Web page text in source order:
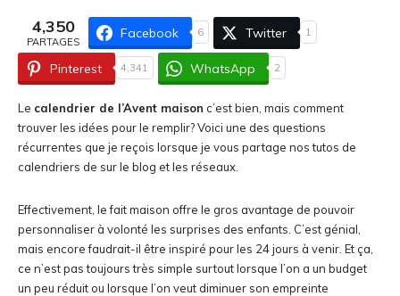
4,350
PARTAGES
Facebook 6 Twitter 1
Pinterest 4,341 WhatsApp 2
Le calendrier de l’Avent maison c’est bien, mais comment
trouver les idées pour le remplir? Voici une des questions
récurrentes que je reçois lorsque je vous partage nos tutos de
calendriers de sur le blog et les réseaux.
Effectivement, le fait maison offre le gros avantage de pouvoir
personnaliser à volonté les surprises des enfants. C’est génial,
mais encore faudrait-il être inspiré pour les 24 jours à venir. Et ça,
ce n’est pas toujours très simple surtout lorsque l’on a un budget
un peu réduit ou lorsque l’on veut diminuer son empreinte